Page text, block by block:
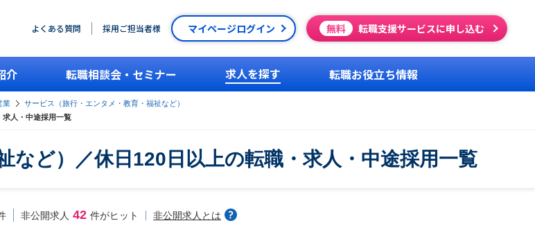
よくある質問 採用ご担当者様 マイページログイン 無料 転職支援サービスに申し込む
介 転職相談会・セミナー 求人を探す 転職お役立ち情報
業
サービス（旅行・エンタメ・教育・福祉など）
求人・中途採用一覧
など）／休日120日以上の転職・求人・中途採用一覧
非公開求人 42 件がヒット 非公開求人とは